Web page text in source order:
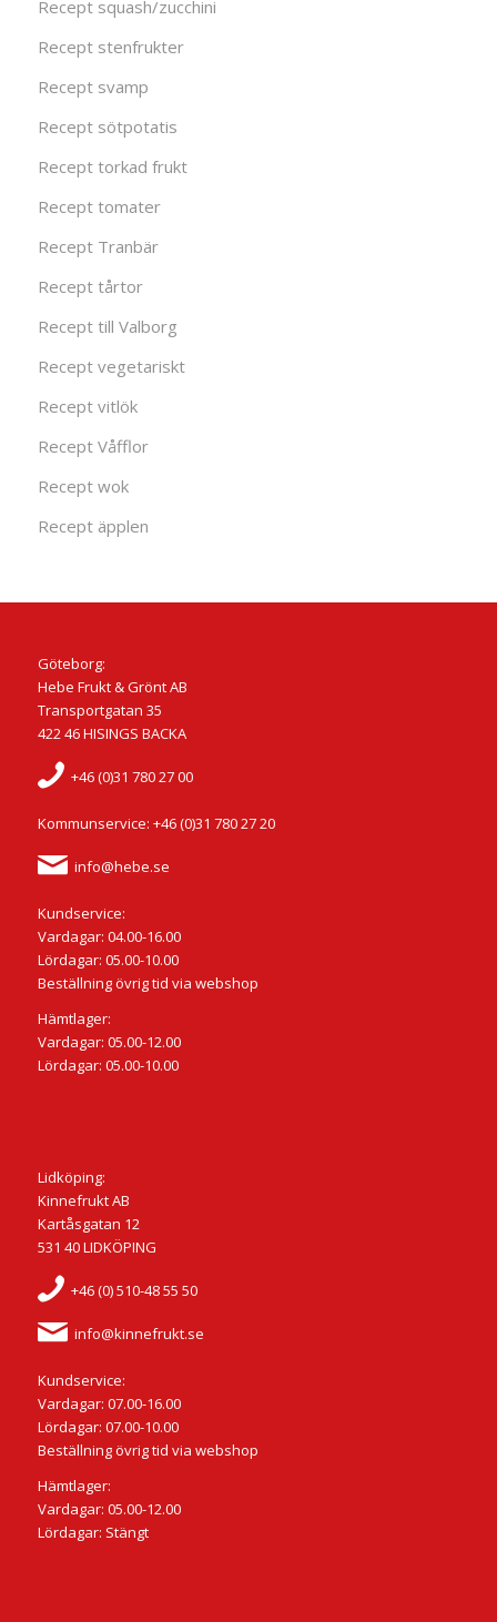
Recept squash/zucchini
Recept stenfrukter
Recept svamp
Recept sötpotatis
Recept torkad frukt
Recept tomater
Recept Tranbär
Recept tårtor
Recept till Valborg
Recept vegetariskt
Recept vitlök
Recept Våfflor
Recept wok
Recept äpplen
Göteborg:
Hebe Frukt & Grönt AB
Transportgatan 35
422 46 HISINGS BACKA
+46 (0)31 780 27 00
Kommunservice: +46 (0)31 780 27 20
info@hebe.se
Kundservice:
Vardagar: 04.00-16.00
Lördagar: 05.00-10.00
Beställning övrig tid via webshop
Hämtlager:
Vardagar: 05.00-12.00
Lördagar: 05.00-10.00
Lidköping:
Kinnefrukt AB
Kartåsgatan 12
531 40 LIDKÖPING
+46 (0) 510-48 55 50
info@kinnefrukt.se
Kundservice:
Vardagar: 07.00-16.00
Lördagar: 07.00-10.00
Beställning övrig tid via webshop
Hämtlager:
Vardagar: 05.00-12.00
Lördagar: Stängt